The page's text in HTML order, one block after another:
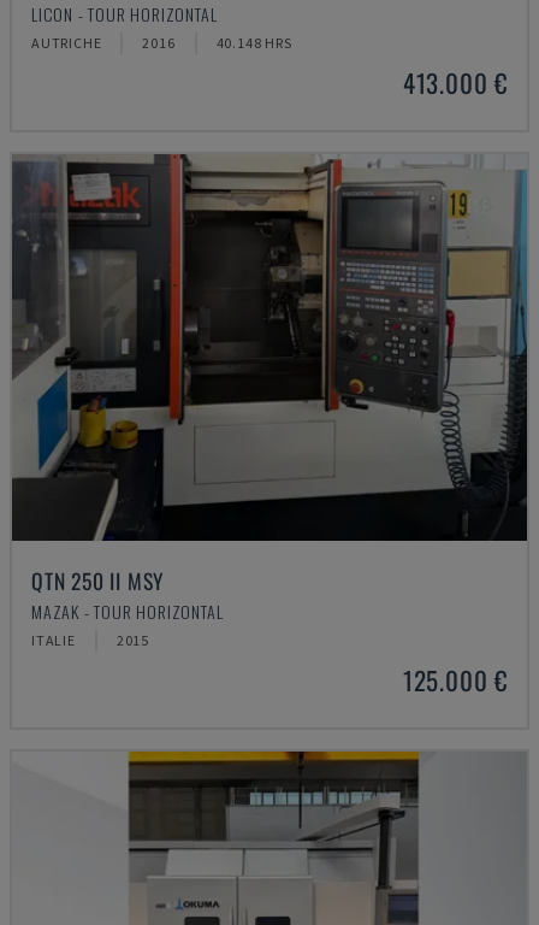
LICON - TOUR HORIZONTAL
AUTRICHE 2016 40.148 HRS
413.000 €
QTN 250 II MSY
MAZAK - TOUR HORIZONTAL
ITALIE 2015
125.000 €